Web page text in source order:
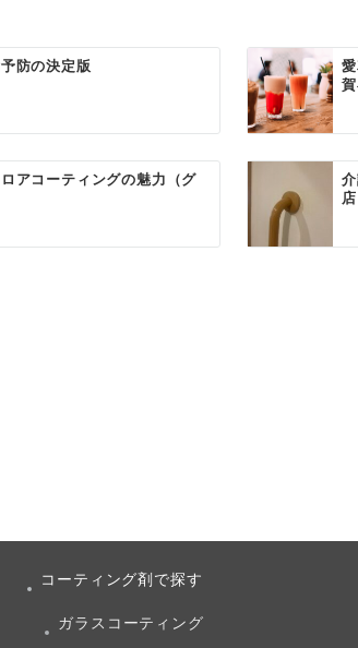
防の決定版
アコーティングの魅力（グ
店
コーティング剤で探す
ガラスコーティング